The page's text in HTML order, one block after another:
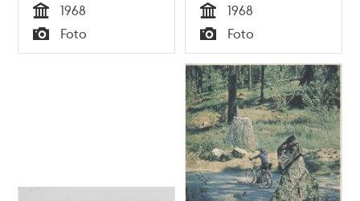
Tid
1968
Typ
Foto Tid
1968
Typ
Foto